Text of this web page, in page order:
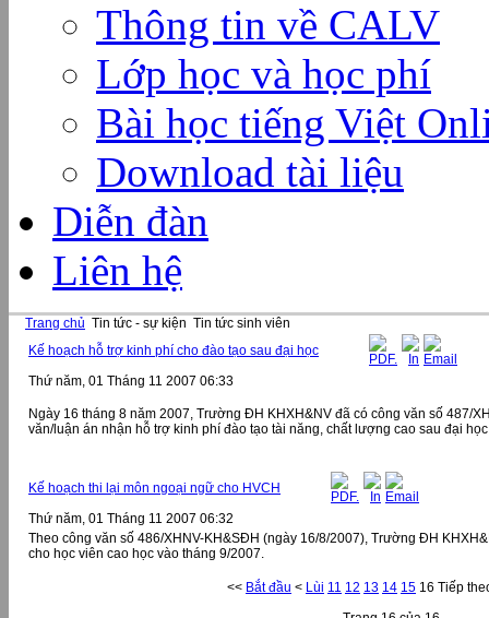
Thông tin về CALV
Lớp học và học phí
Bài học tiếng Việt
Download tài liệu
Diễn đàn
Liên hệ
Trang chủ Tin tức - sự kiện Tin tức sinh viên
Kế hoạch hỗ trợ kinh phí cho đào tạo sau đại học
Thứ năm, 01 Tháng 11 2007 06:33
Ngày 16 tháng 8 năm 2007, Trường ĐH KHXH&NV đã có công văn số 487/
văn/luận án nhận hỗ trợ kinh phí đào tạo tài năng, chất lượng cao sau đại
Kế hoạch thi lại môn ngoại ngữ cho HVCH
Thứ năm, 01 Tháng 11 2007 06:32
Theo công văn số 486/XHNV-KH&SĐH (ngày 16/8/2007), Trường ĐH
cho học viên cao học vào tháng 9/2007.
<< Bắt đầu < Lùi 11 12 13 14 15 16 Tiếp